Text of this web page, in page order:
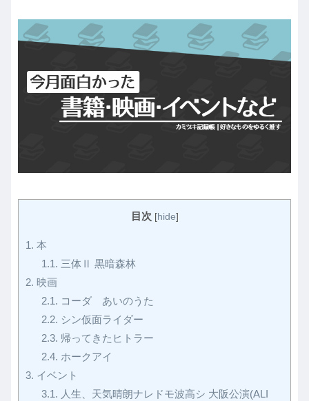
目次 [hide]
1. 本
1.1. 三体Ⅱ 黒暗森林
2. 映画
2.1. コーダ あいのうた
2.2. シン仮面ライダー
2.3. 帰ってきたヒトラー
2.4. ホークアイ
3. イベント
3.1. 人生、天気晴朗ナレドモ波高シ 大阪公演(ALI